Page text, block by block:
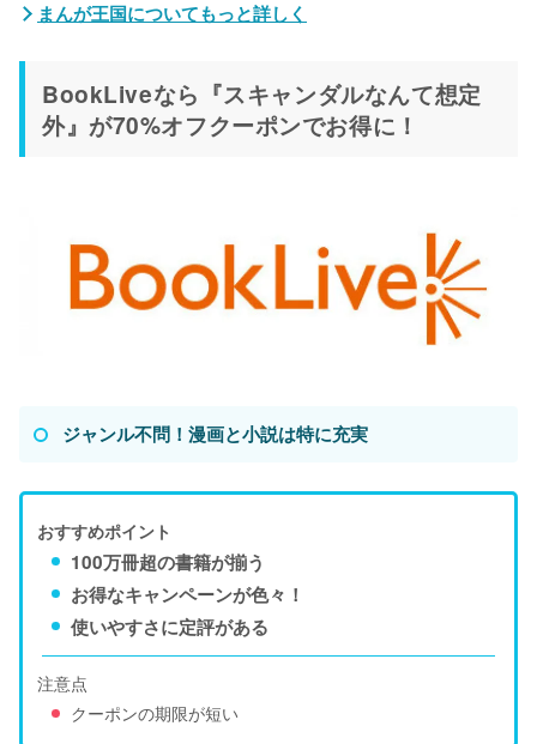
まんが王国についてもっと詳しく
BookLiveなら『スキャンダルなんて想定
外』が70%オフクーポンでお得に！
ジャンル不問！漫画と小説は特に充実
おすすめポイント
100万冊超の書籍が揃う
お得なキャンペーンが色々！
使いやすさに定評がある
注意点
クーポンの期限が短い